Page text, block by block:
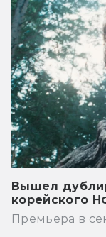
Вышел
корейского
Премьера в